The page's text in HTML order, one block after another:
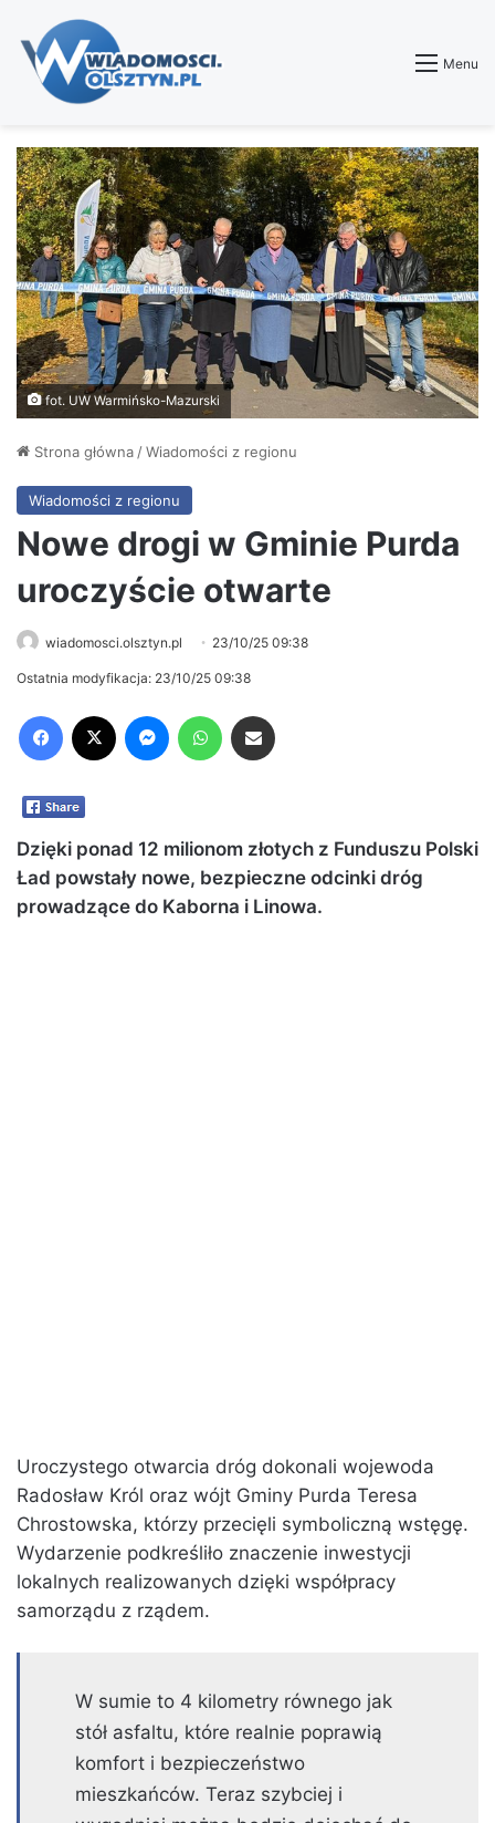
Menu
fot. UW Warmińsko-Mazurski
Strona główna /Wiadomości z regionu
Wiadomości z regionu
Nowe drogi w Gminie Purda
uroczyście otwarte
wiadomosci.olsztyn.pl 23/10/25 09:38
Ostatnia modyfikacja: 23/10/25 09:38
Dzięki ponad 12 milionom złotych z Funduszu Polski
Ład powstały nowe, bezpieczne odcinki dróg
prowadzące do Kaborna i Linowa.
Uroczystego otwarcia dróg dokonali wojewoda
Radosław Król oraz wójt Gminy Purda Teresa
Chrostowska, którzy przecięli symboliczną wstęgę.
Wydarzenie podkreśliło znaczenie inwestycji
lokalnych realizowanych dzięki współpracy
samorządu z rządem.
W sumie to 4 kilometry równego jak
stół asfaltu, które realnie poprawią
komfort i bezpieczeństwo
mieszkańców. Teraz szybciej i